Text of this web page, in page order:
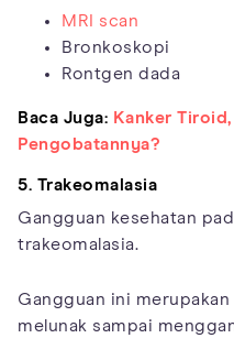
MRI scan
Bronkoskopi
Rontgen dada
Baca Juga: Kanker
Pengobatannya?
5. Trakeomalasia
Gangguan kesehatan
trakeomalasia.
Gangguan ini
melunak sampai